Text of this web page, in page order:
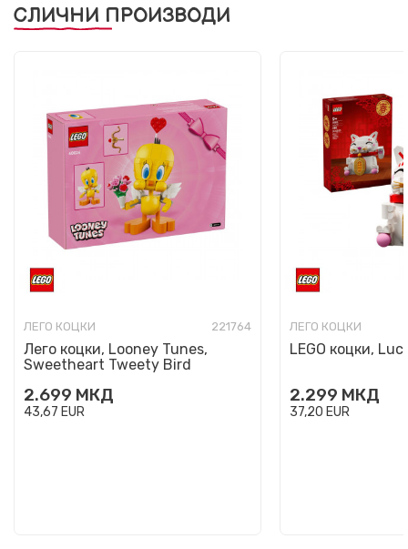
СЛИЧНИ ПРОИЗВОДИ
ЛЕГО КОЦКИ 221764
Лего коцки, Looney Tunes,
Sweetheart Tweety Bird
2.699 МКД
43,67 EUR
ЛЕГО КОЦКИ
LEGO коцки,
2.299 МКД
37,20 EUR